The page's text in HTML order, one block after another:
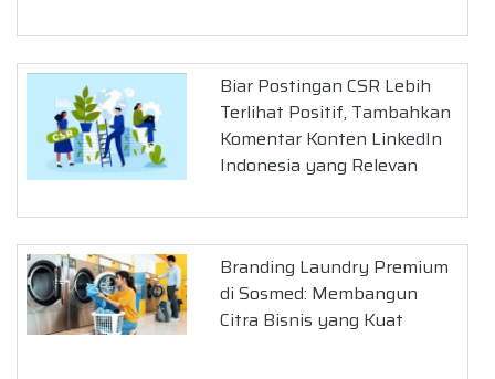
Biar Postingan CSR Lebih
Terlihat Positif, Tambahkan
Komentar Konten LinkedIn
Indonesia yang Relevan
Branding Laundry Premium
di Sosmed: Membangun
Citra Bisnis yang Kuat